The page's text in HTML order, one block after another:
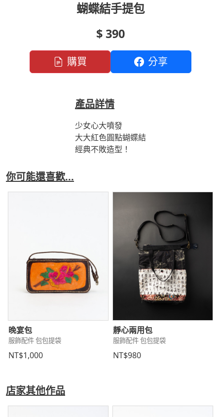
蝴蝶結手提包
$ 390
購買 分享
產品詳情
少女心大噴發
大大紅色圓點蝴蝶結
經典不敗造型！
你可能還喜歡...
晚宴包
服飾配件 包包提袋
NT$1,000
靜心兩用包
服飾配件 包包提袋
NT$980
店家其他作品